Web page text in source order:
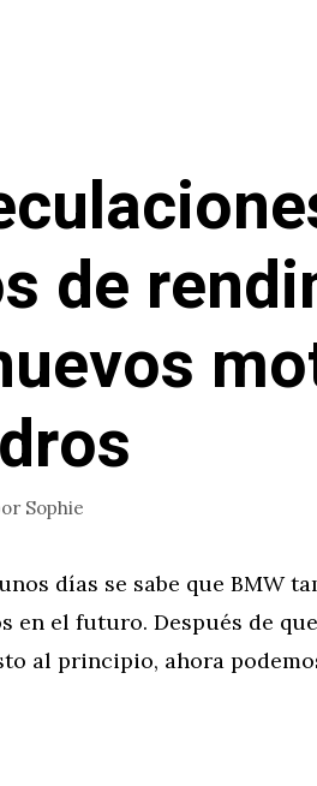
de
Sophie
días se sabe que BMW
en el futuro. Después de
al principio, ahora